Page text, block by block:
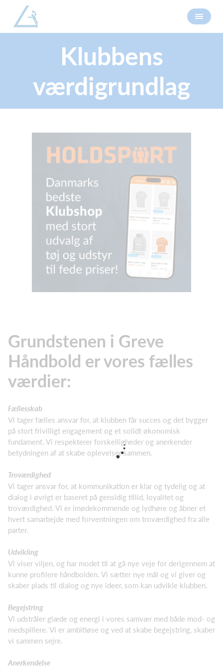
Klubbens
værdigrundlag
Grundstenen i Greve
Håndbold er vores fælles
værdier:
Fællesskab
Vi tager fælles ansvar for, at klubben får succes og det bygger
på stort frivilligt engagement og et solidt økonomisk
fundament. Vi respekterer forskelligheder og anerkender
betydningen af at skabe oplevelser sammen.
Troværdighed
Vi tager ansvar for, at kommunikation er klar og tydelig og at
dialog i øvrigt er baseret på gensidig tillid, loyalitet og
troværdighed. Vi er imødekommende og lydhøre og åbner et
hvert samarbejde med forventningen om troværdighed fra alle
parter.
Udvikling
Vi viser viljen, og har modet til at gå nye veje for derigennem at
kunne profilere håndbolden. Vi sætter nye mål og vi giver og
skaber plads til dialog og nye ideer, som kan udvikle klubben.
Begejstring
Vi udstråler glæde og energi i vores samvær med både mod- og
medspillere. Vi er ambitiøse og ved at skabe begejstring, skaber
vi sammen sejre.
Anerkendelse